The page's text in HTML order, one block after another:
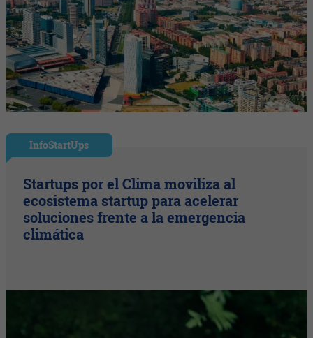
InfoStartUps
Startups por el Clima moviliza al
ecosistema startup para acelerar
soluciones frente a la emergencia
climática